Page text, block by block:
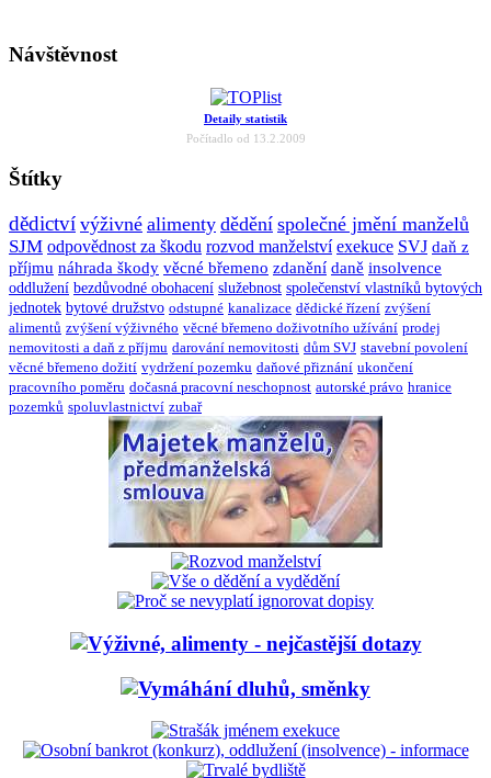
Návštěvnost
Detaily statistik
Počítadlo od 13.2.2009
Štítky
dědictví výživné alimenty dědění společné jmění manželů
SJM odpovědnost za škodu rozvod manželství exekuce SVJ daň z
příjmu náhrada škody věcné břemeno zdanění daně insolvence
oddlužení bezdůvodné obohacení služebnost společenství vlastníků bytových
jednotek bytové družstvo odstupné kanalizace dědické řízení zvýšení
alimentů zvýšení výživného věcné břemeno doživotního užívání prodej
nemovitosti a daň z příjmu darování nemovitosti dům SVJ stavební povolení
věcné břemeno dožití vydržení pozemku daňové přiznání ukončení
pracovního poměru dočasná pracovní neschopnost autorské právo hranice
pozemků spoluvlastnictví zubař